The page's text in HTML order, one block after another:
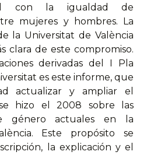
con la igualdad de
mujeres y hombres. La
la Universitat de València
clara de este compromiso.
derivadas del I Pla
es este informe, que
actualizar y ampliar el
hizo el 2008 sobre las
género actuales en la
Este propósito se
la explicación y el